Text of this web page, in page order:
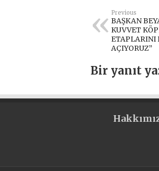
Previous
BAŞKAN
KUVVET
ETAPLARINI
AÇIYORUZ”
Bir yanıt